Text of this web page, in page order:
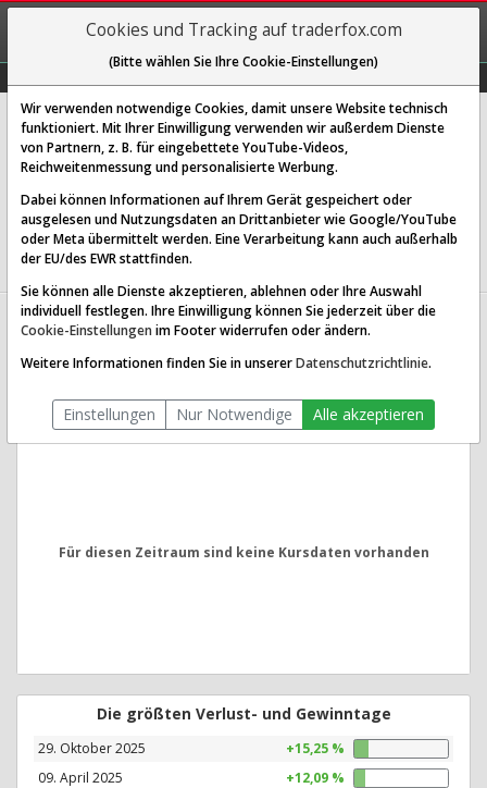
REGIS-
TRIEREN
Jamf Holding Corp.
[JAMF | ISIN US47074L1052]
13,055 $ 0,50 %
Echtzeit-Aktienkurs 29.01.2026 20:59 Uhr
BID:13,050 $
Jamf Holding Aktien Verlauf seit
Beginn (JAMF)
1T 3M 1J 10J Alles
Für diesen Zeitraum sind keine Kursdaten vorhanden
Die größten Verlust- und Gewinntage
29. Oktober 2025
+15,25 %
09. April 2025
+12,09 %
Cookies und Tracking auf traderfox.com
(Bitte wählen Sie Ihre Cookie-Einstellungen)
Wir verwenden notwendige Cookies, damit unsere Website technisch
funktioniert. Mit Ihrer Einwilligung verwenden wir außerdem Dienste
von Partnern, z. B. für eingebettete YouTube-Videos,
Reichweitenmessung und personalisierte Werbung.
Dabei können Informationen auf Ihrem Gerät gespeichert oder
ausgelesen und Nutzungsdaten an Drittanbieter wie Google/YouTube
oder Meta übermittelt werden. Eine Verarbeitung kann auch außerhalb
der EU/des EWR stattfinden.
Sie können alle Dienste akzeptieren, ablehnen oder Ihre Auswahl
individuell festlegen. Ihre Einwilligung können Sie jederzeit über die
Cookie-Einstellungen im Footer widerrufen oder ändern.
Weitere Informationen finden Sie in unsererDatenschutzrichtlinie.
Einstellungen Nur Notwendige Alle akzeptieren